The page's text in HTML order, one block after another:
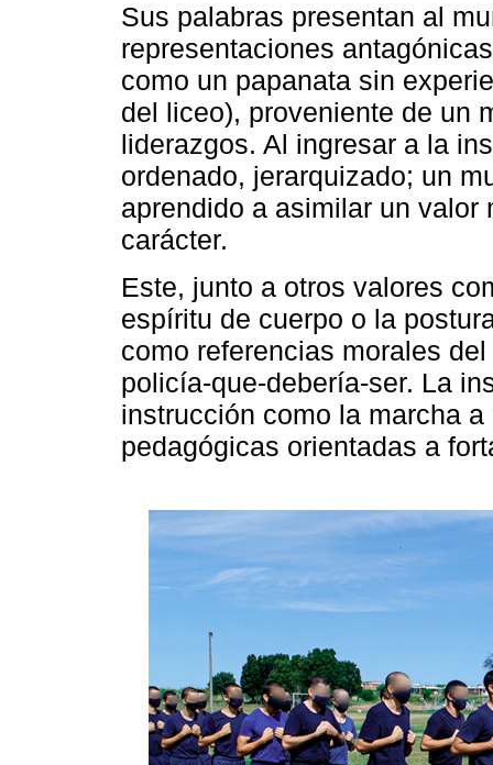
Sus palabras presentan al
representaciones
como un papanata sin
del liceo), proveniente de un
liderazgos. Al ingresar a la
ordenado, jerarquizado; un
aprendido a asimilar un
carácter.
Este, junto a otros valores
espíritu de cuerpo o la
como referencias morales
policía-que-debería-ser. La
instrucción como la marcha a
pedagógicas orientadas a